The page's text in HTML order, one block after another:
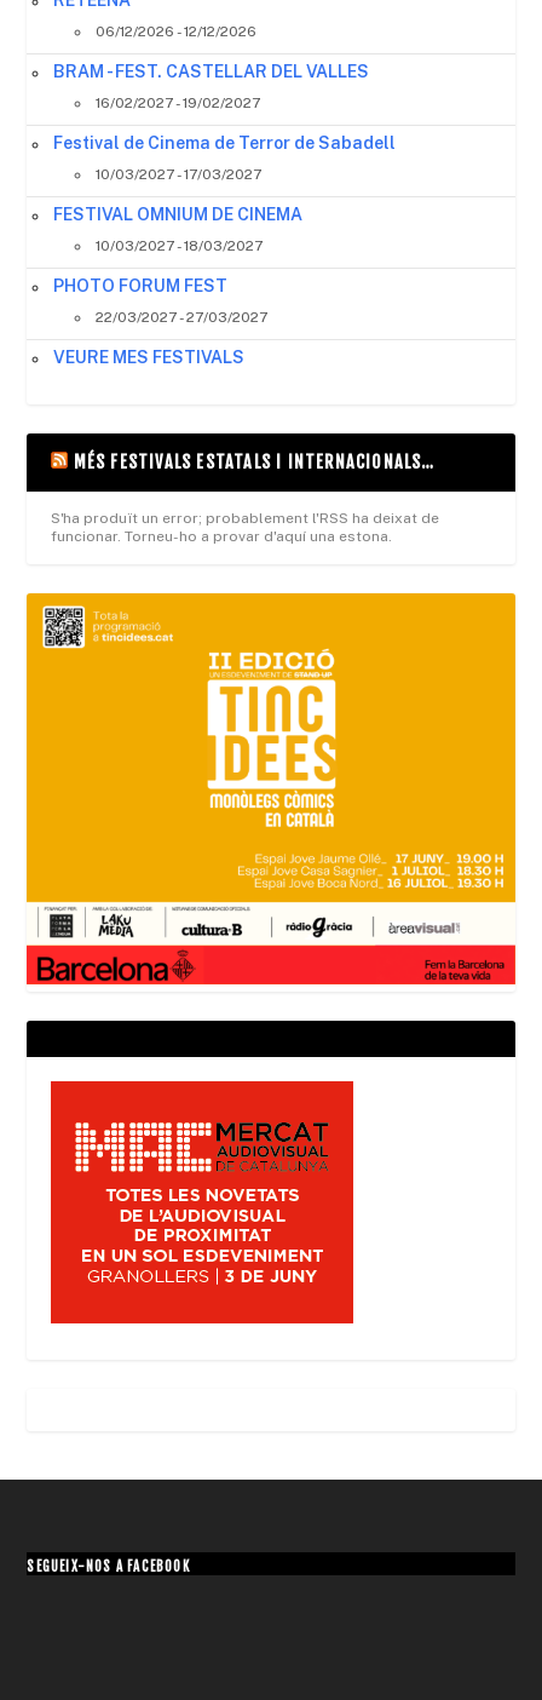
06/12/2026 - 12/12/2026
BRAM - FEST. CASTELLAR DEL VALLES
16/02/2027 - 19/02/2027
Festival de Cinema de Terror de Sabadell
10/03/2027 - 17/03/2027
FESTIVAL OMNIUM DE CINEMA
10/03/2027 - 18/03/2027
PHOTO FORUM FEST
22/03/2027 - 27/03/2027
VEURE MES FESTIVALS
MÉS FESTIVALS ESTATALS I INTERNACIONALS…
S'ha produït un error; probablement l'RSS ha deixat de
funcionar. Torneu-ho a provar d'aquí una estona.
SEGUEIX-NOS A FACEBOOK